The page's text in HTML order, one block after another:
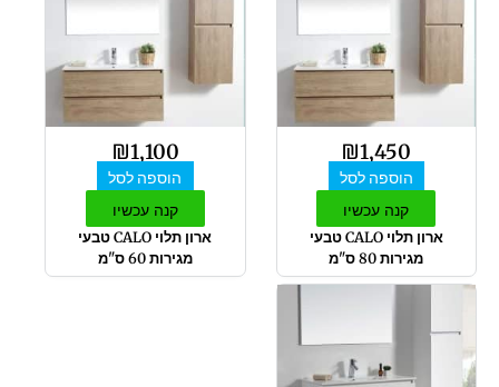
₪1,450
הוספה לסל
קנה עכשיו
ארון תלוי CALO טבעי
מגירות 80 ס"מ
₪1,100
הוספה לסל
קנה עכשיו
ארון תלוי CALO טבעי
מגירות 60 ס"מ